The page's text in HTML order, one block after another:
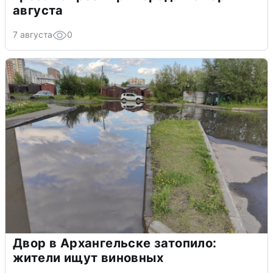
августа
7 августа 0
Двор в Архангельске затопило:
жители ищут виновных